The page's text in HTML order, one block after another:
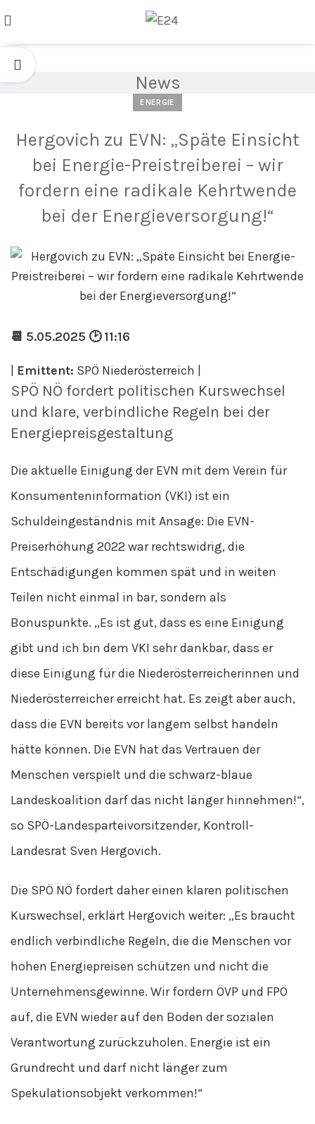
News
ENERGIE
Hergovich zu EVN: „Späte Einsicht
bei Energie-Preistreiberei – wir
fordern eine radikale Kehrtwende
bei der Energieversorgung!“
📆 5.05.2025 🕑 11:16
Emittent: SPÖ Niederösterreich |
SPÖ NÖ fordert politischen Kurswechsel
und klare, verbindliche Regeln bei der
Energiepreisgestaltung
Die aktuelle Einigung der EVN mit dem Verein für
Konsumenteninformation (VKI) ist ein
Schuldeingeständnis mit Ansage: Die EVN-
Preiserhöhung 2022 war rechtswidrig, die
Entschädigungen kommen spät und in weiten
Teilen nicht einmal in bar, sondern als
Bonuspunkte. „Es ist gut, dass es eine Einigung
gibt und ich bin dem VKI sehr dankbar, dass er
diese Einigung für die Niederösterreicherinnen und
Niederösterreicher erreicht hat. Es zeigt aber auch,
dass die EVN bereits vor langem selbst handeln
hätte können. Die EVN hat das Vertrauen der
Menschen verspielt und die schwarz-blaue
Landeskoalition darf das nicht länger hinnehmen!“,
so SPÖ-Landesparteivorsitzender, Kontroll-
Landesrat Sven Hergovich.
Die SPÖ NÖ fordert daher einen klaren politischen
Kurswechsel, erklärt Hergovich weiter: „Es braucht
endlich verbindliche Regeln, die die Menschen vor
hohen Energiepreisen schützen und nicht die
Unternehmensgewinne. Wir fordern ÖVP und FPÖ
auf, die EVN wieder auf den Boden der sozialen
Verantwortung zurückzuholen. Energie ist ein
Grundrecht und darf nicht länger zum
Spekulationsobjekt verkommen!“